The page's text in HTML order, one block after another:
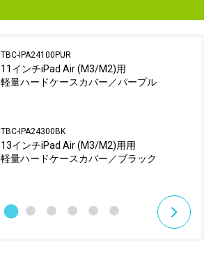
TBC-IPA24100PUR
11インチiPad Air (M3/M2)用
軽量ハードケースカバー／パープル
TBC-IPA24300BK
13インチiPad Air (M3/M2)用用
軽量ハードケースカバー／ブラック